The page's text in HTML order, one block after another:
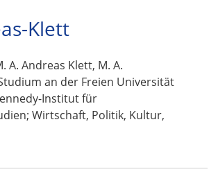
Klett
A. Andreas Klett, M. A.
an der Freien Universität
Institut für
Wirtschaft, Politik, Kultur,